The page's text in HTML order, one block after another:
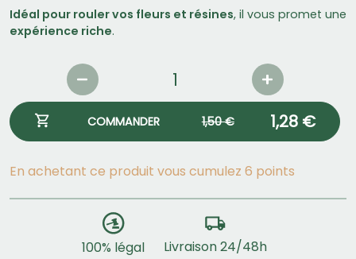
Idéal pour rouler vos fleurs et résines, il vous promet une
expérience riche.
COMMANDER 1,50 € 1,28 €
En achetant ce produit vous cumulez 6 points
100% légal Livraison 24/48h